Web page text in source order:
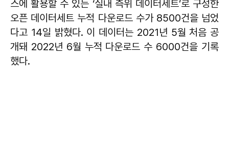
스에 활용할 수 있는 ‘실내 측위 데이터세트’로 구성한
오픈 데이터세트 누적 다운로드 수가 8500건을 넘었
다고 14일 밝혔다. 이 데이터는 2021년 5월 처음 공
개돼 2022년 6월 누적 다운로드 수 6000건을 기록
했다.